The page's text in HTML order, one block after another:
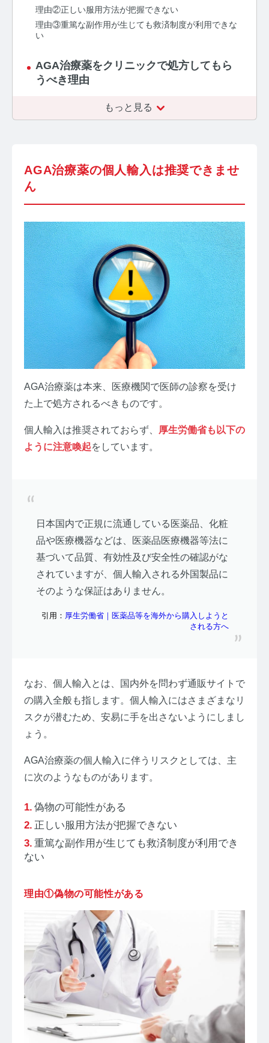
プライバシーポリシー サイトマップ
理由②正しい服用方法が把握できない
理由③重篤な副作用が生じても救済制度が利用できな
い
AGA治療薬をクリニックで処方してもら
うべき理由
もっと見る
AGA治療薬の個人輸入は推奨できませ
ん
AGA治療薬は本来、医療機関で医師の診察を受け
た上で処方されるべきものです。
個人輸入は推奨されておらず、
厚生労働省も以下の
ように注意喚起をしています。
日本国内で正規に流通している医薬品、化粧
品や医療機器などは、医薬品医療機器等法に
基づいて品質、有効性及び安全性の確認がな
されていますが、個人輸入される外国製品に
そのような保証はありません。
引用： 厚生労働省｜医薬品等を海外から購入しようと
される方へ
なお、個人輸入とは、国内外を問わず通販サイトで
の購入全般も指します。個人輸入にはさまざまなリ
スクが潜むため、安易に手を出さないようにしまし
ょう。
AGA治療薬の個人輸入に伴うリスクとしては、主
に次のようなものがあります。
偽物の可能性がある
正しい服用方法が把握できない
重篤な副作用が生じても救済制度が利用でき
ない
理由①偽物の可能性がある